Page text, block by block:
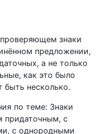
знаки
предложении,
а не только
как это было
быть несколько.
по теме: Знаки
придаточным, с
с однородными